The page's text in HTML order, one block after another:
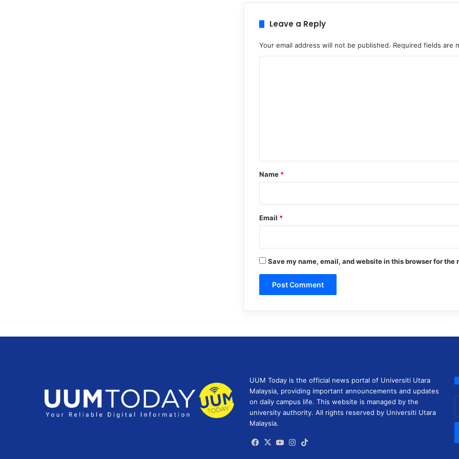
Leave a Reply
Your email address will not be published. Required fields are
*
Name *
Email *
Save my name, email, and website in this browser for the
UUM Today is the official news portal of Universiti Utara
Malaysia, providing important announcements and updates
on daily campus life. This website is managed by the
university authority. All rights reserved by Universiti Utara
Malaysia.
Facebook
X YouTubeInstagram